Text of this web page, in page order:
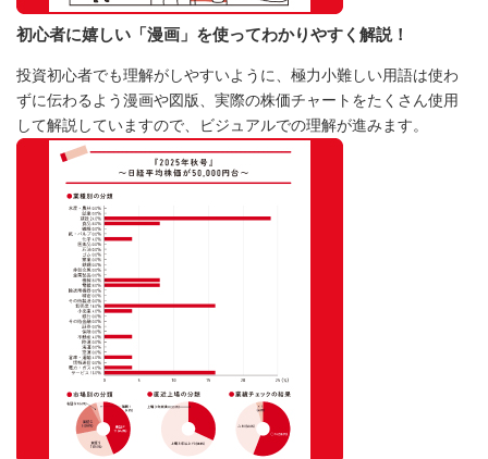
初心者に嬉しい「漫画」を使ってわかりやすく解説！
投資初心者でも理解がしやすいように、極力小難しい用語は使わ
ずに伝わるよう漫画や図版、実際の株価チャートをたくさん使用
して解説していますので、ビジュアルでの理解が進みます。